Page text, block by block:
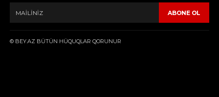
ABONE OL
© BEY.AZ BÜTÜN HÜQUQLAR QORUNUR